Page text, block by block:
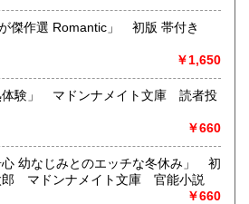
または専用ページでお問い合
受け付けております。
れたあとの返信メールに、さらに詳
けしております。ご安心ください。
古書一般（その他）
ア・アダルトや映画・マンガ等
が傑作選 Romantic」 初版 帯付き
￥1,650
体験」 マドンナメイト文庫 読者投
￥660
幼なじみとのエッチな冬休み」 初
マドンナメイト文庫 官能小説
￥660